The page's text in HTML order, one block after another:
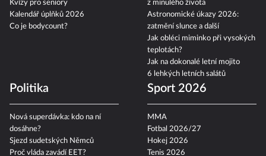
Epicentrum
Neštovice: příznaky, léčba
Karlovarský filmový festival
Znamení, že jste potkali někoho
z minulého života
Astronomické úkazy 2026:
zatmění slunce a další
Jak obléci miminko při vysokých
teplotách?
Jak na dokonalé letní mojito
6 lehkých letních salátů
Politika Sport 2026